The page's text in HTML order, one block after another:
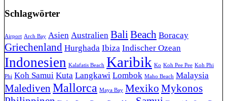
Schlagwörter
Airport Arch Bay Asien Australien BaliBeach Boracay
Griechenland Hurghada Ibiza Indischer Ozean
Indonesien Kalafatis Beach Karibik Ko Koh Pee Pee Koh Phi
Phi Koh Samui Kuta Langkawi Lombok Maho Beach Malaysia
Malediven Mallorca Maya Bay Mexiko Mykonos